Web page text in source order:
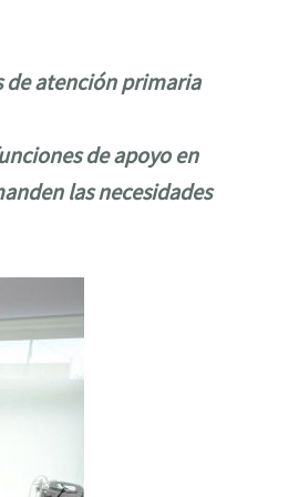
de atención primaria
de apoyo en
las necesidades